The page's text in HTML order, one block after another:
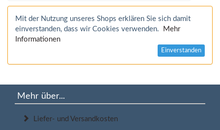
Mit der Nutzung unseres Shops erklären Sie sich damit
einverstanden, dass wir Cookies verwenden.
Mehr
Informationen
Einverstanden
Mehr über...
Liefer- und Versandkosten